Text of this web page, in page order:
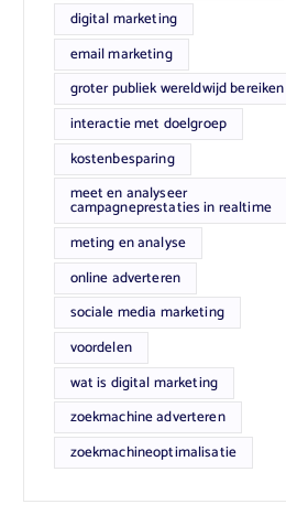
digital marketing
email marketing
groter publiek wereldwijd bereiken
interactie met doelgroep
kostenbesparing
meet en analyseer
campagneprestaties in realtime
meting en analyse
online adverteren
sociale media marketing
voordelen
wat is digital marketing
zoekmachine adverteren
zoekmachineoptimalisatie